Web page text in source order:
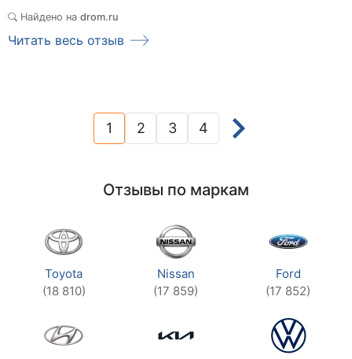
Найдено на drom.ru
Читать весь отзыв
1(current)
2 3 4
Отзывы по маркам
Toyota
(18 810)
Nissan
(17 859)
Ford
(17 852)